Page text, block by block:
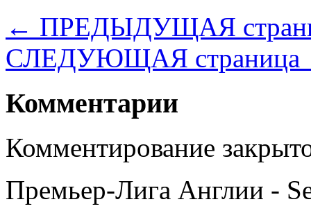
← ПРЕДЫДУЩАЯ
СЛЕДУЮЩАЯ
Комментарии
Комментирование
Премьер-Лига Англии -